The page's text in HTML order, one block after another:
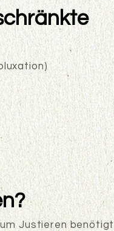
Justieren benötigt